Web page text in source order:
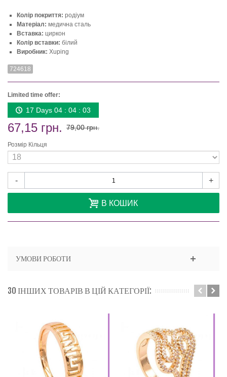
Колір покриття: родіум
Матеріал: медична сталь
Вставка: циркон
Колір вставки: білий
Виробник: Xuping
724618
Limited time offer:
17 Days 04 : 04 : 03
67,15 грн. 79,00 грн.
Розмір Кільця
- +
В КОШИК
УМОВИ РОБОТИ
30 ІНШИХ ТОВАРІВ В ЦІЙ КАТЕГОРІЇ: